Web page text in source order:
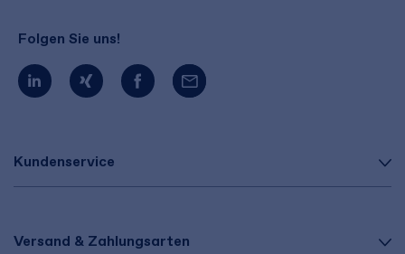
Kundenservice
Versand & Zahlungsarten
Folgen Sie uns!